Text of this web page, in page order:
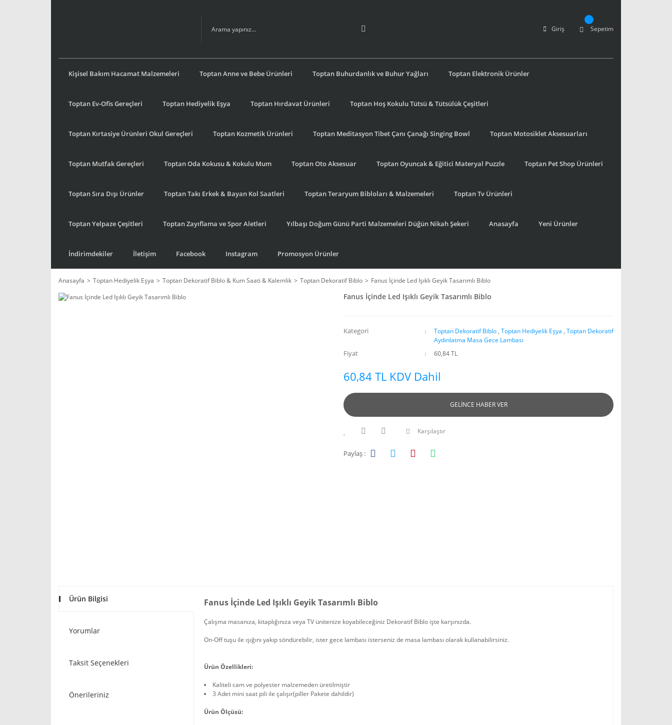
Giriş Sepetim
Kişisel Bakım Hacamat Malzemeleri Toptan Anne ve Bebe Ürünleri Toptan Buhurdanlık ve Buhur Yağları Toptan Elektronik Ürünler
Toptan Ev-Ofis Gereçleri Toptan Hediyelik Eşya Toptan Hırdavat Ürünleri Toptan Hoş Kokulu Tütsü & Tütsülük Çeşitleri
Toptan Kırtasiye Ürünleri Okul Gereçleri Toptan Kozmetik Ürünleri Toptan Meditasyon Tibet Çanı Çanağı Singing Bowl Toptan Motosiklet Aksesuarları
Toptan Mutfak Gereçleri Toptan Oda Kokusu & Kokulu Mum Toptan Oto Aksesuar Toptan Oyuncak & Eğitici Materyal Puzzle Toptan Pet Shop Ürünleri
Toptan Sıra Dışı Ürünler Toptan Takı Erkek & Bayan Kol Saatleri Toptan Teraryum Bibloları & Malzemeleri Toptan Tv Ürünleri
Toptan Yelpaze Çeşitleri Toptan Zayıflama ve Spor Aletleri Yılbaşı Doğum Günü Parti Malzemeleri Düğün Nikah Şekeri Anasayfa Yeni Ürünler
İndirimdekiler İletişim Facebook Instagram Promosyon Ürünler
Anasayfa Toptan Hediyelik Eşya Toptan Dekoratif Biblo & Kum Saati & Kalemlik Toptan Dekoratif Biblo Fanus İçinde Led Işıklı Geyik Tasarımlı Biblo
Fanus İçinde Led Işıklı Geyik Tasarımlı Biblo
Kategori Toptan Dekoratif Biblo , Toptan Hediyelik Eşya , Toptan Dekoratif
Aydınlatma Masa Gece Lambası
Fiyat 60,84 TL
60,84 TL KDV Dahil
GELİNCE HABER VER
Karşılaştır
Paylaş :
Ürün Bilgisi
Yorumlar
Taksit Seçenekleri
Önerileriniz
Fanus İçinde Led Işıklı Geyik Tasarımlı Biblo
Çalışma masanıza, kitaplığınıza veya TV ünitenize koyabileceğiniz Dekoratif Biblo işte karşınızda.
On-Off tuşu ile ışığını yakıp söndürebilir, ister gece lambası isterseniz de masa lambası olarak kullanabilirsiniz.
Ürün Özellikleri:
Kaliteli cam ve polyester malzemeden üretilmiştir
3 Adet mini saat pili ile çalışır(piller Pakete dahildir)
Ürün Ölçüsü: